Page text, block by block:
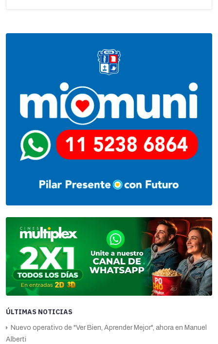
ÚLTIMAS NOTICIAS
Nuevo operativo de "Ver Bien, Aprender Mejor", ahora en Manuel
Alberti